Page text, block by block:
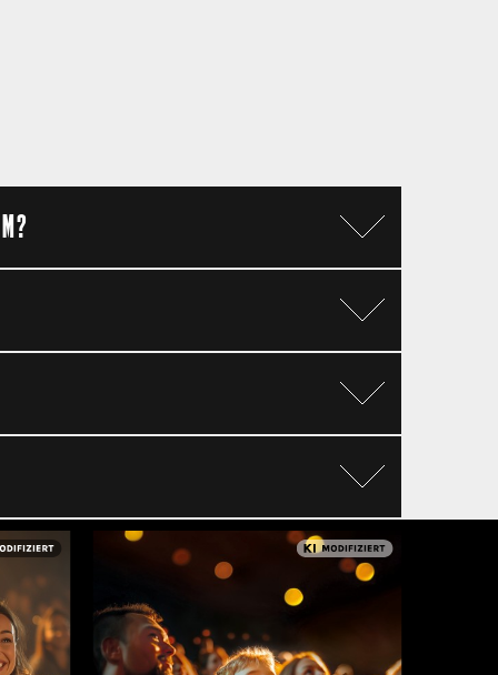
Mit Absenden der Kontaktabfrage gebe
ich mein Einverständnis, dass die
oben genannten personenbezogenen
Daten zur Bearbeitung meiner
Kontaktanfrage gespeichert und ggfs.
entsprechend meiner Anfrage an
verbundene
Tonqualität erzählt zu
mit Kindern und
Themen FSK und Jugendschutz
E-Mail zur Verfügung.